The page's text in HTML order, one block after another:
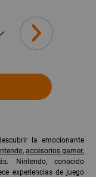
la emocionante
, accesorios gamer,
Nintendo, conocido
experiencias de juego